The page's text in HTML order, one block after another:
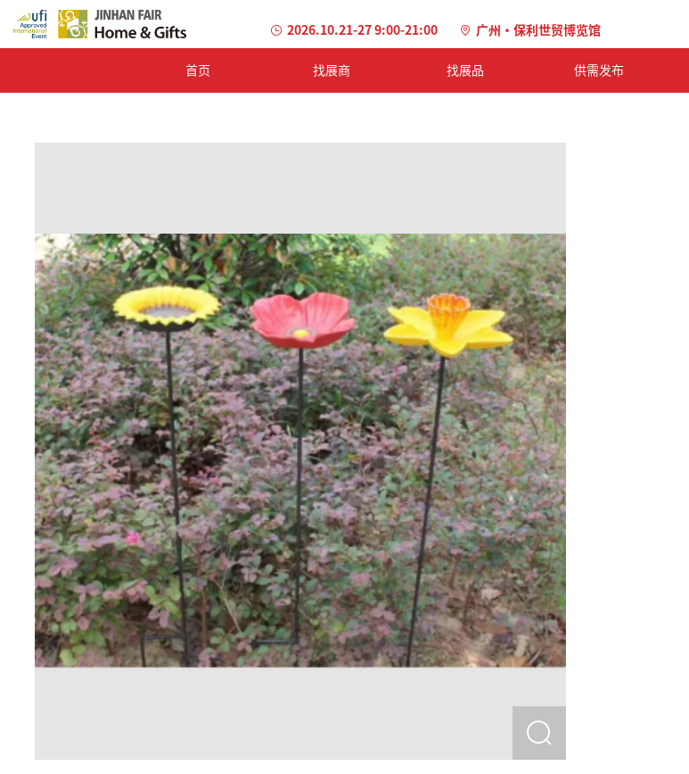
2026.10.21-27 9:00-21:00 广州·保利世贸博览馆
首页 找展商 找展品 供需发布